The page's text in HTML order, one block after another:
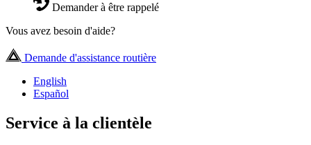
Demander à être rappelé
Vous avez besoin d'aide?
Demande d'assistance routière
English
Español
Service à la clientèle